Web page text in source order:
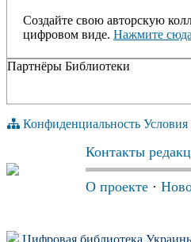
Создайте свою авторскую
цифровом виде. Нажмите сюда
Партнёры Библиотеки
Конфиденциальность Условия
Контакты
О проекте ·
Цифровая библиотека